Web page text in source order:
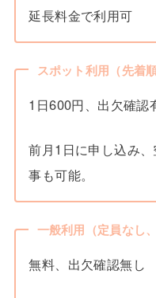
延長料金で利用可
スポット利用（先着
1日600円、出欠確認
前月1日に申し込み
事も可能。
一般利用（定員なし
無料、出欠確認無し